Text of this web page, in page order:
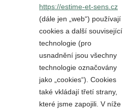
https://estime-et-sens.cz
(dále jen „web“) používají
cookies a další související
technologie (pro
usnadnění jsou všechny
technologie označovány
jako „cookies“). Cookies
také vkládají třetí strany,
které jsme zapojili. V níže